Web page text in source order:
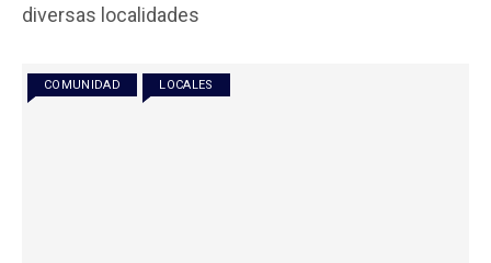
o
k
p
p
diversas localidades
COMUNIDAD LOCALES